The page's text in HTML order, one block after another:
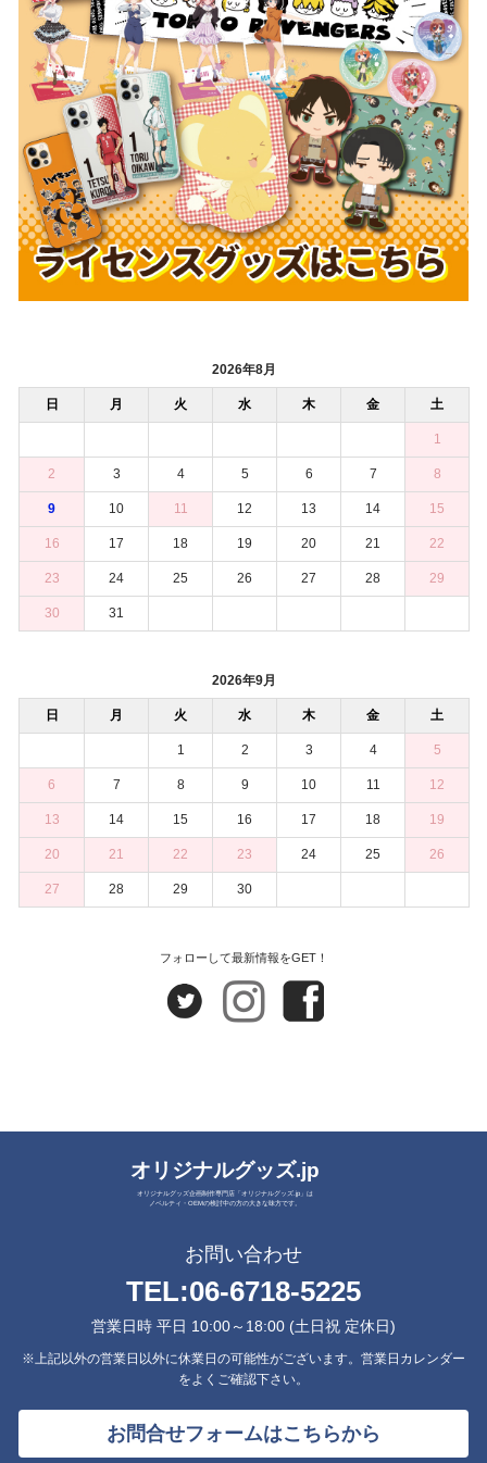
2026年8月
日 月 火 水 木 金 土
1
2 3 4 5 6 7 8
9 10 11 12 13 14 15
16 17 18 19 20 21 22
23 24 25 26 27 28 29
30 31
2026年9月
日 月 火 水 木 金 土
1 2 3 4 5
6 7 8 9 10 11 12
13 14 15 16 17 18 19
20 21 22 23 24 25 26
27 28 29 30
フォローして最新情報をGET！
オリジナルグッズ.jp
オリジナルグッズ企画制作専門店「オリジナルグッズ.jp」は
ノベルティ・OEMの検討中の方の大きな味方です。
お問い合わせ
TEL:06-6718-5225
営業日時 平日 10:00～18:00 (土日祝 定休日)
※上記以外の営業日以外に休業日の可能性がございます。営業日カレンダー
をよくご確認下さい。
お問合せフォームはこちらから